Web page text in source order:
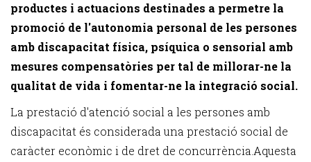
productes i actuacions destinades a permetre la
promoció de l'autonomia personal de les persones
amb discapacitat física, psíquica o sensorial amb
mesures compensatòries per tal de millorar-ne la
qualitat de vida i fomentar-ne la integració social.
La prestació d'atenció social a les persones amb
discapacitat és considerada una prestació social de
caràcter econòmic i de dret de concurrència.Aquesta